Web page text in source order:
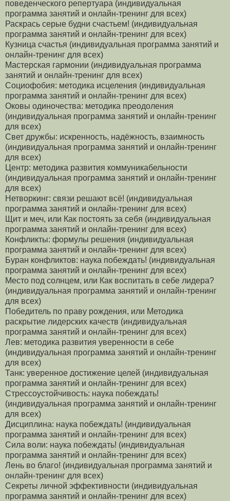
поведенческого репертуара (индивидуальная
программа занятий и онлайн-тренинг для всех)
Раскрась серые будни счастьем! (индивидуальная
программа занятий и онлайн-тренинг для всех)
Кузница счастья (индивидуальная программа занятий и
онлайн-тренинг для всех)
Мастерская гармонии (индивидуальная программа
занятий и онлайн-тренинг для всех)
Социофобия: методика исцеления (индивидуальная
программа занятий и онлайн-тренинг для всех)
Оковы одиночества: методика преодоления
(индивидуальная программа занятий и онлайн-тренинг
для всех)
Свет дружбы: искренность, надёжность, взаимность
(индивидуальная программа занятий и онлайн-тренинг
для всех)
Центр: методика развития коммуникабельности
(индивидуальная программа занятий и онлайн-тренинг
для всех)
Нетворкинг: связи решают всё! (индивидуальная
программа занятий и онлайн-тренинг для всех)
Щит и меч, или Как постоять за себя (индивидуальная
программа занятий и онлайн-тренинг для всех)
Конфликты: формулы решения (индивидуальная
программа занятий и онлайн-тренинг для всех)
Буран конфликтов: наука побеждать! (индивидуальная
программа занятий и онлайн-тренинг для всех)
Место под солнцем, или Как воспитать в себе лидера?
(индивидуальная программа занятий и онлайн-тренинг
для всех)
Победитель по праву рождения, или Методика
раскрытие лидерских качеств (индивидуальная
программа занятий и онлайн-тренинг для всех)
Лев: методика развития уверенности в себе
(индивидуальная программа занятий и онлайн-тренинг
для всех)
Танк: уверенное достижение целей (индивидуальная
программа занятий и онлайн-тренинг для всех)
Стрессоустойчивость: наука побеждать!
(индивидуальная программа занятий и онлайн-тренинг
для всех)
Дисциплина: наука побеждать! (индивидуальная
программа занятий и онлайн-тренинг для всех)
Сила воли: наука побеждать! (индивидуальная
программа занятий и онлайн-тренинг для всех)
Лень во благо! (индивидуальная программа занятий и
онлайн-тренинг для всех)
Секреты личной эффективности (индивидуальная
программа занятий и онлайн-тренинг для всех)